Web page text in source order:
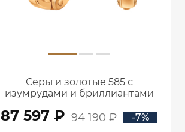
Серьги золотые 585 с
изумрудами и бриллиантами
87 597 ₽ 94 190 ₽
-7%